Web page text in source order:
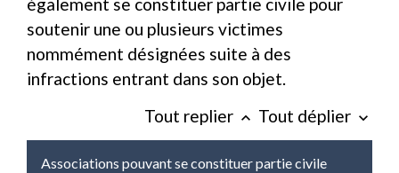
également se constituer partie civile pour
soutenir une ou plusieurs victimes
nommément désignées suite à des
infractions entrant dans son objet.
Tout replier keyboard_arrow_up Tout déplier keyboard_arrow_down
Associations pouvant se constituer partie civile